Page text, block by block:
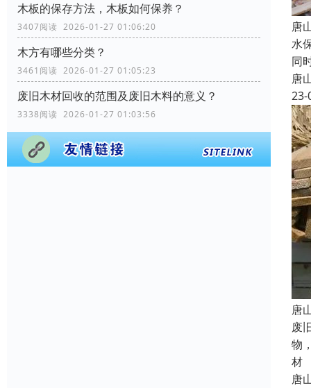
木板的保存方法，木板如何保养？
3407阅读 2026-01-27 01:06:20
木方有哪些分类？
3461阅读 2026-01-27 01:05:23
废旧木材回收的范围及废旧木料的意义？
3338阅读 2026-01-27 01:03:56
唐
水
同
唐
23-
唐
废
物
材
唐